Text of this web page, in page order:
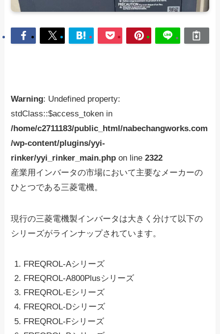
Warning: Undefined property:
stdClass::$access_token in
/home/c2711183/public_html/nabechangworks.com
/wp-content/plugins/yyi-
rinker/yyi_rinker_main.php on line2322
産業用インバータの市場において主要なメーカーの
ひとつである三菱電機。
現行の三菱電機製インバータは大きく分けて以下の
シリーズがラインナップされています。
FREQROL-Aシリーズ
FREQROL-A800Plusシリーズ
FREQROL-Eシリーズ
FREQROL-Dシリーズ
FREQROL-Fシリーズ